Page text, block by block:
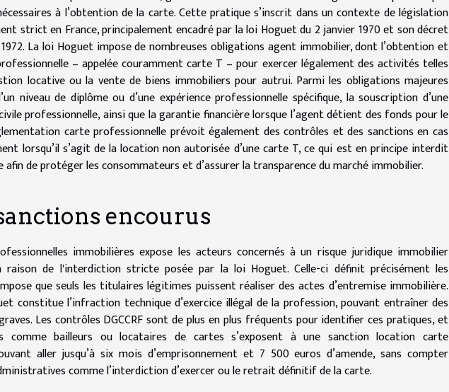
à l’obtention de la carte. Cette pratique s’inscrit dans un contexte de législation
strict en France, principalement encadré par la loi Hoguet du 2 janvier 1970 et son décret
La loi Hoguet impose de nombreuses obligations agent immobilier, dont l’obtention et
– appelée couramment carte T – pour exercer légalement des activités telles
locative ou la vente de biens immobiliers pour autrui. Parmi les obligations majeures
niveau de diplôme ou d’une expérience professionnelle spécifique, la souscription d’une
professionnelle, ainsi que la garantie financière lorsque l’agent détient des fonds pour le
carte professionnelle prévoit également des contrôles et des sanctions en cas
lorsqu’il s’agit de la location non autorisée d’une carte T, ce qui est en principe interdit
de protéger les consommateurs et d’assurer la transparence du marché immobilier.
encourus
immobilières expose les acteurs concernés à un risque juridique immobilier
raison de l'interdiction stricte posée par la loi Hoguet. Celle-ci définit précisément les
que seuls les titulaires légitimes puissent réaliser des actes d’entremise immobilière.
constitue l’infraction technique d’exercice illégal de la profession, pouvant entraîner des
Les contrôles DGCCRF sont de plus en plus fréquents pour identifier ces pratiques, et
comme bailleurs ou locataires de cartes s’exposent à une sanction location carte
aller jusqu’à six mois d’emprisonnement et 7 500 euros d’amende, sans compter
comme l’interdiction d’exercer ou le retrait définitif de la carte.